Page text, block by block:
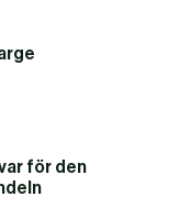
för den